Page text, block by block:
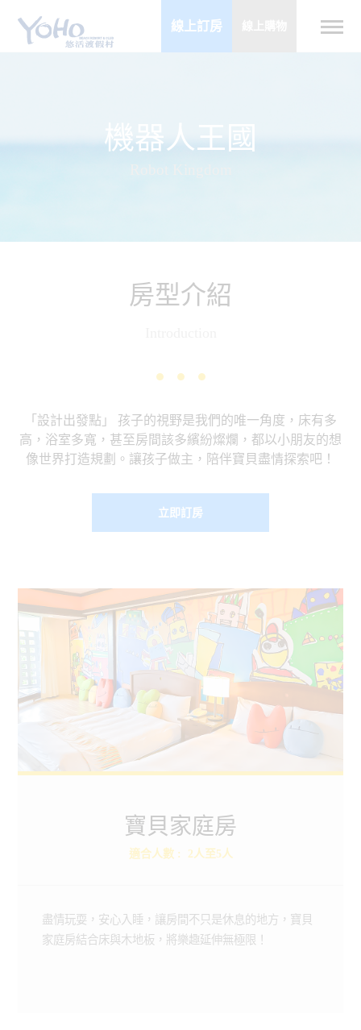
線上訂房
機器人王國
房型介紹
「設計出發點」 孩子的視野是我們的唯一角度，床有多
高，浴室多寬，甚至房間該多繽紛燦爛，都以小朋友的想
像世界打造規劃。讓孩子做主，陪伴寶貝盡情探索吧！
立即訂房
寶貝家庭房
適合人數: 2人至5人
盡情玩耍，安心入睡，讓房間不只是休息的地方，寶貝
家庭房結合床與木地板，將樂趣延伸無極限！
Baby Family
房型介紹 線上訂房